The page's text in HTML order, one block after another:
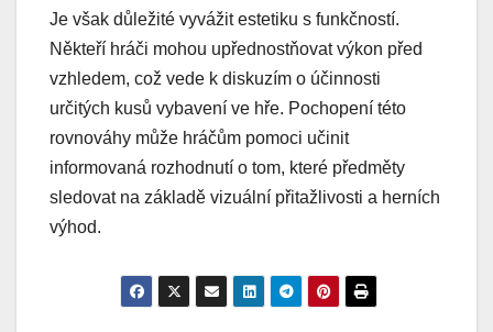
Je však důležité vyvážit estetiku s funkčností.
Někteří hráči mohou upřednostňovat výkon před
vzhledem, což vede k diskuzím o účinnosti
určitých kusů vybavení ve hře. Pochopení této
rovnováhy může hráčům pomoci učinit
informovaná rozhodnutí o tom, které předměty
sledovat na základě vizuální přitažlivosti a herních
výhod.